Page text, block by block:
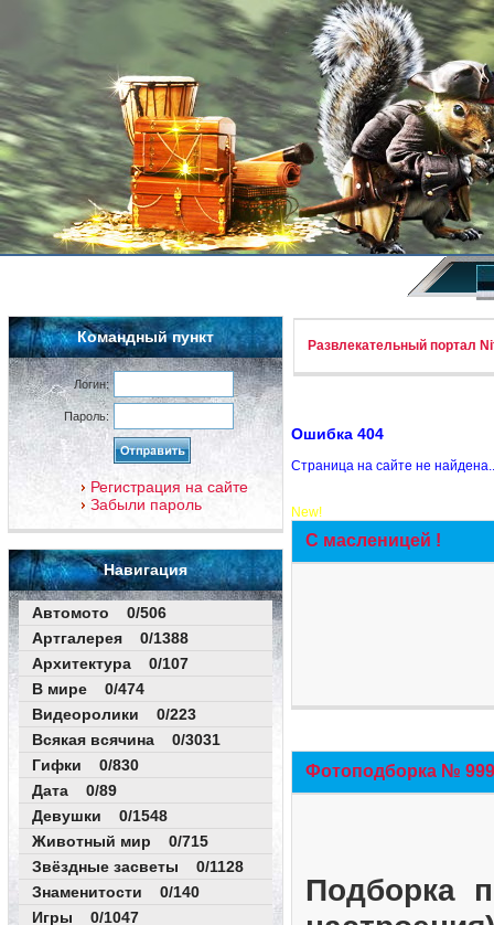
Командный пункт
Логин:
Пароль:
Регистрация на сайте
Забыли пароль
Навигация
Автомото 0/506
Артгалерея 0/1388
Архитектура 0/107
В мире 0/474
Видеоролики 0/223
Всякая всячина 0/3031
Гифки 0/830
Дата 0/89
Девушки 0/1548
Животный мир 0/715
Звёздные засветы 0/1128
Знаменитости 0/140
Игры 0/1047
Развлекательный портал
Ошибка 404
Страница на сайте не
New!
С масленицей !
Фотоподборка №
Подборка